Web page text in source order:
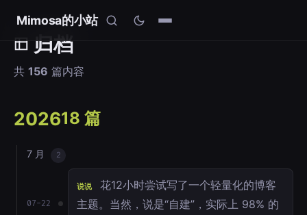
Mimosa的小站
归档
共 156 篇内容
202618 篇
7 月 2
07-22
说说
花12小时尝试写了一个轻量化的博客
主题。当然，说是“自建”，实际上 98% 的